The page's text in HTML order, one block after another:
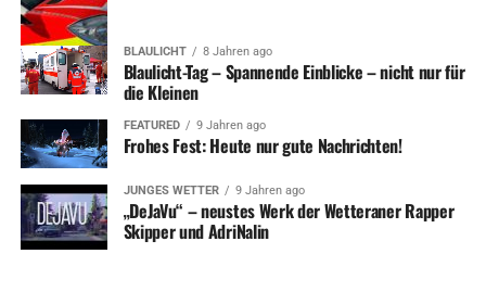
BLAULICHT 8 Jahren ago
Blaulicht-Tag – Spannende Einblicke – nicht nur für
die Kleinen
FEATURED 9 Jahren ago
Frohes Fest: Heute nur gute Nachrichten!
JUNGES WETTER 9 Jahren ago
„DeJaVu“ – neustes Werk der Wetteraner Rapper
Skipper und AdriNalin